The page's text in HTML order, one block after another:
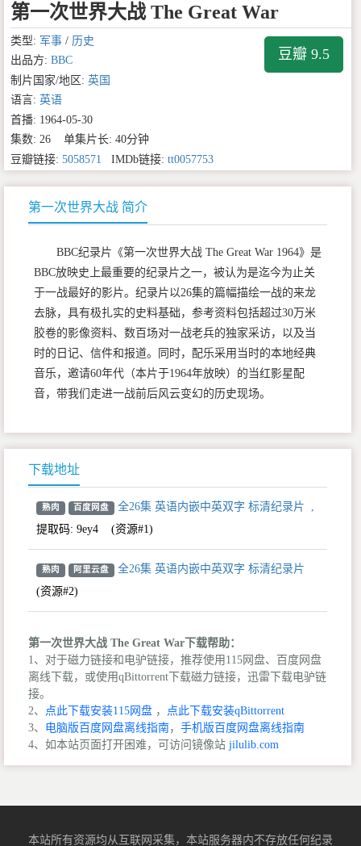
第一次世界大战 The Great War
豆瓣 9.5
类型: 军事 / 历史
出品方: BBC
制片国家/地区: 英国
语言: 英语
首播: 1964-05-30
集数: 26 单集片长: 40分钟
豆瓣链接: 5058571 IMDb链接: tt0057753
第一次世界大战 简介
BBC纪录片《第一次世界大战 The Great War 1964》是
BBC放映史上最重要的纪录片之一，被认为是迄今为止关
于一战最好的影片。纪录片以26集的篇幅描绘一战的来龙
去脉，具有极扎实的史料基础，参考资料包括超过30万米
胶卷的影像资料、数百场对一战老兵的独家采访，以及当
时的日记、信件和报道。同时，配乐采用当时的本地经典
音乐，邀请60年代（本片于1964年放映）的当红影星配
音，带我们走进一战前后风云变幻的历史现场。
下载地址
熟肉 百度网盘 全26集 英语内嵌中英双字 标清纪录片 ,
提取码: 9ey4 (资源#1)
熟肉 阿里云盘
全26集 英语内嵌中英双字 标清纪录片
(资源#2)
第一次世界大战 The Great War下载帮助：
1、对于磁力链接和电驴链接，推荐使用115网盘、百度网盘
离线下载，或使用qBittorrent下载磁力链接，迅雷下载电驴链
接。
2、 点此下载安装115网盘 ， 点此下载安装qBittorrent
3、 电脑版百度网盘离线指南， 手机版百度网盘离线指南
4、如本站页面打开困难，可访问镜像站 jilulib.com
本站所有资源均从互联网采集，本站服务器内不存放任何纪录